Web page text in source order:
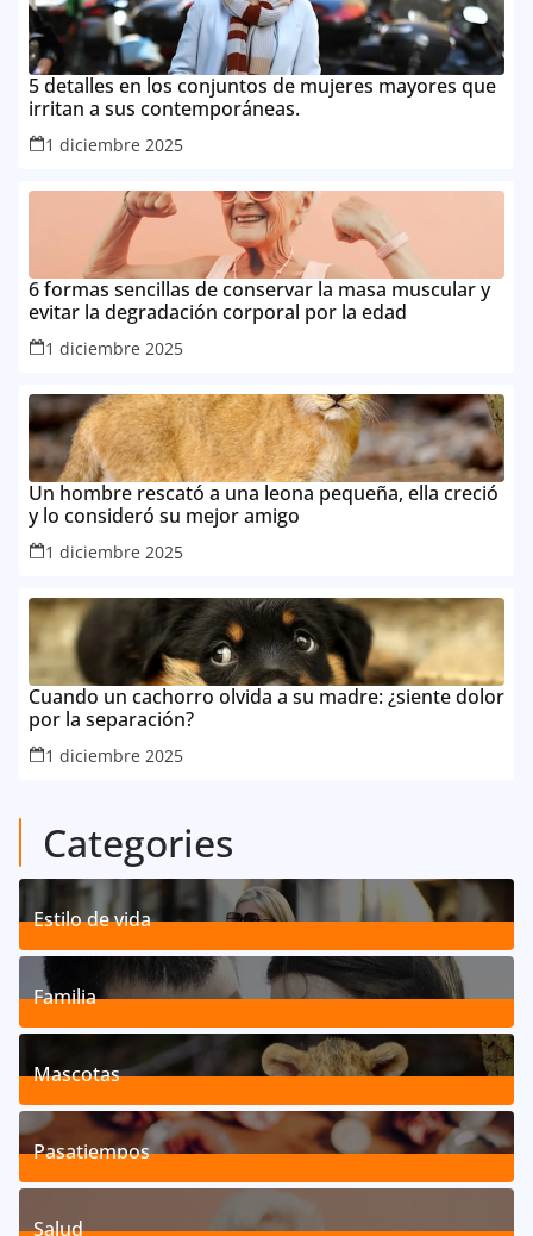
5 detalles en los conjuntos de mujeres mayores que
irritan a sus contemporáneas.
1 diciembre 2025
6 formas sencillas de conservar la masa muscular y
evitar la degradación corporal por la edad
1 diciembre 2025
Un hombre rescató a una leona pequeña, ella creció
y lo consideró su mejor amigo
1 diciembre 2025
Cuando un cachorro olvida a su madre: ¿siente dolor
por la separación?
1 diciembre 2025
Categories
Estilo de vida
192Posts
Familia
527Posts
Mascotas
119Posts
Pasatiempos
39Posts
Salud